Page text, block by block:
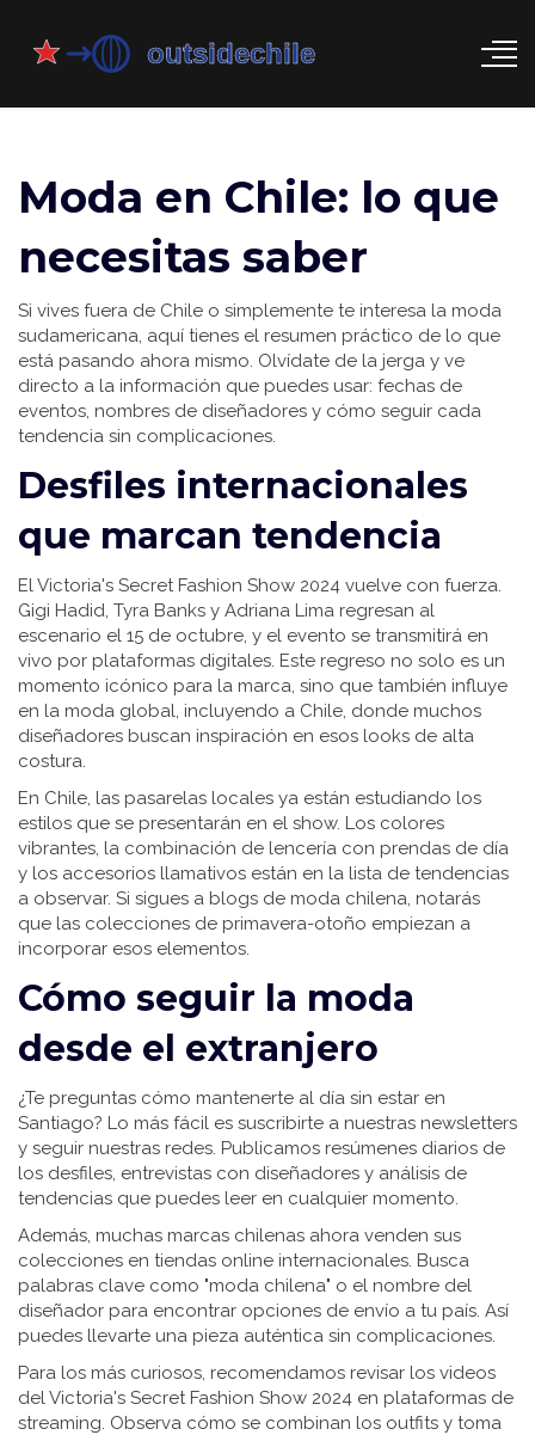
Moda en Chile: lo que
necesitas saber
Si vives fuera de Chile o simplemente te interesa la moda
sudamericana, aquí tienes el resumen práctico de lo que
está pasando ahora mismo. Olvídate de la jerga y ve
directo a la información que puedes usar: fechas de
eventos, nombres de diseñadores y cómo seguir cada
tendencia sin complicaciones.
Desfiles internacionales
que marcan tendencia
El Victoria's Secret Fashion Show 2024 vuelve con fuerza.
Gigi Hadid, Tyra Banks y Adriana Lima regresan al
escenario el 15 de octubre, y el evento se transmitirá en
vivo por plataformas digitales. Este regreso no solo es un
momento icónico para la marca, sino que también influye
en la moda global, incluyendo a Chile, donde muchos
diseñadores buscan inspiración en esos looks de alta
costura.
En Chile, las pasarelas locales ya están estudiando los
estilos que se presentarán en el show. Los colores
vibrantes, la combinación de lencería con prendas de día
y los accesorios llamativos están en la lista de tendencias
a observar. Si sigues a blogs de moda chilena, notarás
que las colecciones de primavera-otoño empiezan a
incorporar esos elementos.
Cómo seguir la moda
desde el extranjero
¿Te preguntas cómo mantenerte al día sin estar en
Santiago? Lo más fácil es suscribirte a nuestras newsletters
y seguir nuestras redes. Publicamos resúmenes diarios de
los desfiles, entrevistas con diseñadores y análisis de
tendencias que puedes leer en cualquier momento.
Además, muchas marcas chilenas ahora venden sus
colecciones en tiendas online internacionales. Busca
palabras clave como "moda chilena" o el nombre del
diseñador para encontrar opciones de envío a tu país. Así
puedes llevarte una pieza auténtica sin complicaciones.
Para los más curiosos, recomendamos revisar los videos
del Victoria's Secret Fashion Show 2024 en plataformas de
streaming. Observa cómo se combinan los outfits y toma